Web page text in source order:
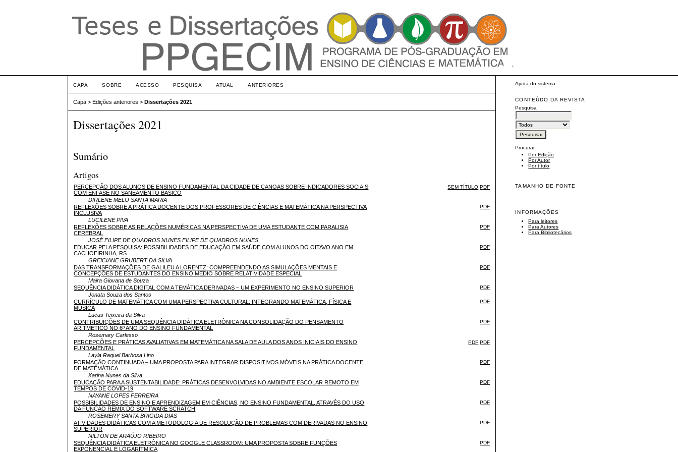
Ajuda do sistema
CONTEÚDO DA REVISTA
Pesquisa
Procurar
Por Edição
Por Autor
Por título
TAMANHO DE FONTE
INFORMAÇÕES
Para leitores
Para Autores
Para Bibliotecários
CAPA SOBRE ACESSO PESQUISA ATUAL ANTERIORES
Capa >Edições anteriores >Dissertações 2021
Dissertações 2021
Sumário
Artigos
PERCEPÇÃO DOS ALUNOS DE ENSINO FUNDAMENTAL DA CIDADE DE CANOAS SOBRE INDICADORES SOCIAIS
COM ÊNFASE NO SANEAMENTO BÁSICO
SEM TÍTULO PDF
DIRLENE MELO SANTA MARIA
REFLEXÕES SOBRE A PRÁTICA DOCENTE DOS PROFESSORES DE CIÊNCIAS E MATEMÁTICA NA PERSPECTIVA
INCLUSIVA
PDF
LUCILENE PIVA
REFLEXÕES SOBRE AS RELAÇÕES NUMÉRICAS NA PERSPECTIVA DE UMA ESTUDANTE COM PARALISIA
CEREBRAL
PDF
JOSÉ FILIPE DE QUADROS NUNES FILIPE DE QUADROS NUNES
EDUCAR PELA PESQUISA: POSSIBILIDADES DE EDUCAÇÃO EM SAÚDE COM ALUNOS DO OITAVO ANO EM
CACHOEIRINHA, RS
PDF
GREICIANE GRUBERT DA SILVA
DAS TRANSFORMAÇÕES DE GALILEU A LORENTZ: COMPREENDENDO AS SIMULAÇÕES MENTAIS E
CONCEPÇÕES DE ESTUDANTES DO ENSINO MÉDIO SOBRE RELATIVIDADE ESPECIAL
PDF
Maira Giovana de Souza
SEQUÊNCIA DIDÁTICA DIGITAL COM A TEMÁTICA DERIVADAS – UM EXPERIMENTO NO ENSINO SUPERIOR
PDF
Jonata Souza dos Santos
CURRÍCULO DE MATEMÁTICA COM UMA PERSPECTIVA CULTURAL: INTEGRANDO MATEMÁTICA, FÍSICA E
MÚSICA
PDF
Lucas Teixeira da Silva
CONTRIBUIÇÕES DE UMA SEQUÊNCIA DIDÁTICA ELETRÔNICA NA CONSOLIDAÇÃO DO PENSAMENTO
ARITMÉTICO NO 6º ANO DO ENSINO FUNDAMENTAL
PDF
Rosemary Carlesso
PERCEPÇÕES E PRÁTICAS AVALIATIVAS EM MATEMÁTICA NA SALA DE AULA DOS ANOS INICIAIS DO ENSINO
FUNDAMENTAL
PDF PDF
Layla Raquel Barbosa Lino
FORMAÇÃO CONTINUADA – UMA PROPOSTA PARA INTEGRAR DISPOSITIVOS MÓVEIS NA PRÁTICA DOCENTE
DE MATEMÁTICA
PDF
Karina Nunes da Silva
EDUCAÇÃO PARA A SUSTENTABILIDADE: PRÁTICAS DESENVOLVIDAS NO AMBIENTE ESCOLAR REMOTO EM
TEMPOS DE COVID-19
PDF
NAYANE LOPES FERREIRA
POSSIBILIDADES DE ENSINO E APRENDIZAGEM EM CIÊNCIAS, NO ENSINO FUNDAMENTAL, ATRAVÉS DO USO
DA FUNÇÃO REMIX DO SOFTWARE SCRATCH
PDF
ROSEMERY SANTA BRIGIDA DIAS
ATIVIDADES DIDÁTICAS COM A METODOLOGIA DE RESOLUÇÃO DE PROBLEMAS COM DERIVADAS NO ENSINO
SUPERIOR
PDF
NILTON DE ARAÚJO RIBEIRO
SEQUÊNCIA DIDÁTICA ELETRÔNICA NO GOOGLE CLASSROOM: UMA PROPOSTA SOBRE FUNÇÕES
EXPONENCIAL E LOGARÍTMICA
PDF